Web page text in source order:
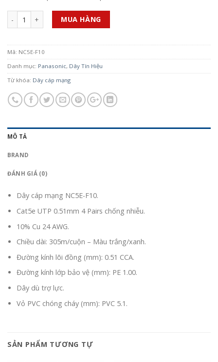
Số lượng MUA HÀNG
Mã: NC5E-F10
Danh mục: Panasonic, Dây Tín Hiệu
Từ khóa: Dây cáp mạng
MÔ TẢ
BRAND
ĐÁNH GIÁ (0)
Dây cáp mạng NC5E-F10.
Cat5e UTP 0.51mm 4 Pairs chống nhiễu.
10% Cu 24 AWG.
Chiều dài: 305m/cuộn – Màu trắng/xanh.
Đường kính lõi đồng (mm): 0.51 CCA.
Đường kính lớp bảo vệ (mm): PE 1.00.
Dây dù trợ lực.
Vỏ PVC chóng cháy (mm): PVC 5.1.
SẢN PHẨM TƯƠNG TỰ